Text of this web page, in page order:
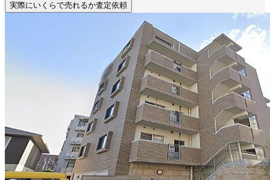
実際にいくらで売れるか査定依頼